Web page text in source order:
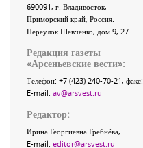
690091, г. Владивосток,
Приморский край, Россия
Переулок Шевченко, дом 9, 27
Редакция газеты
«Арсеньевские вести»:
Телефон: +7 (423) 240-70-21, факс:
E-mail: av@arsvest.ru
Редактор:
Ирина Георгиевна Гребнёва,
E-mail: editor@arsvest.ru